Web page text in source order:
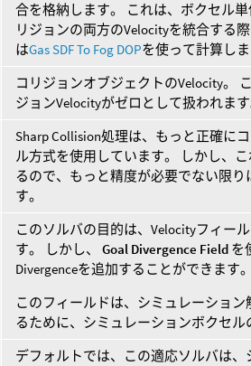
合を格納します。 これは、ボクセル
リジョンの両方のVelocityを統合する
はGas SDF To Fog DOPを使って計算しま
コリジョンオブジェクトのVelocity。
ジョンVelocityがゼロとして扱われます
Sharp Collision処理は、もっと正確に
ル方式を使用しています。 しかし、
るので、もっと精度が必要でない限
す。
このソルバの目的は、Velocityフィー
す。 しかし、Goal Divergence Field を
Divergenceを追加することができます。
このフィールドは、シミュレーショ
るために、シミュレーションボクセル
デフォルトでは、この適応ソルバは